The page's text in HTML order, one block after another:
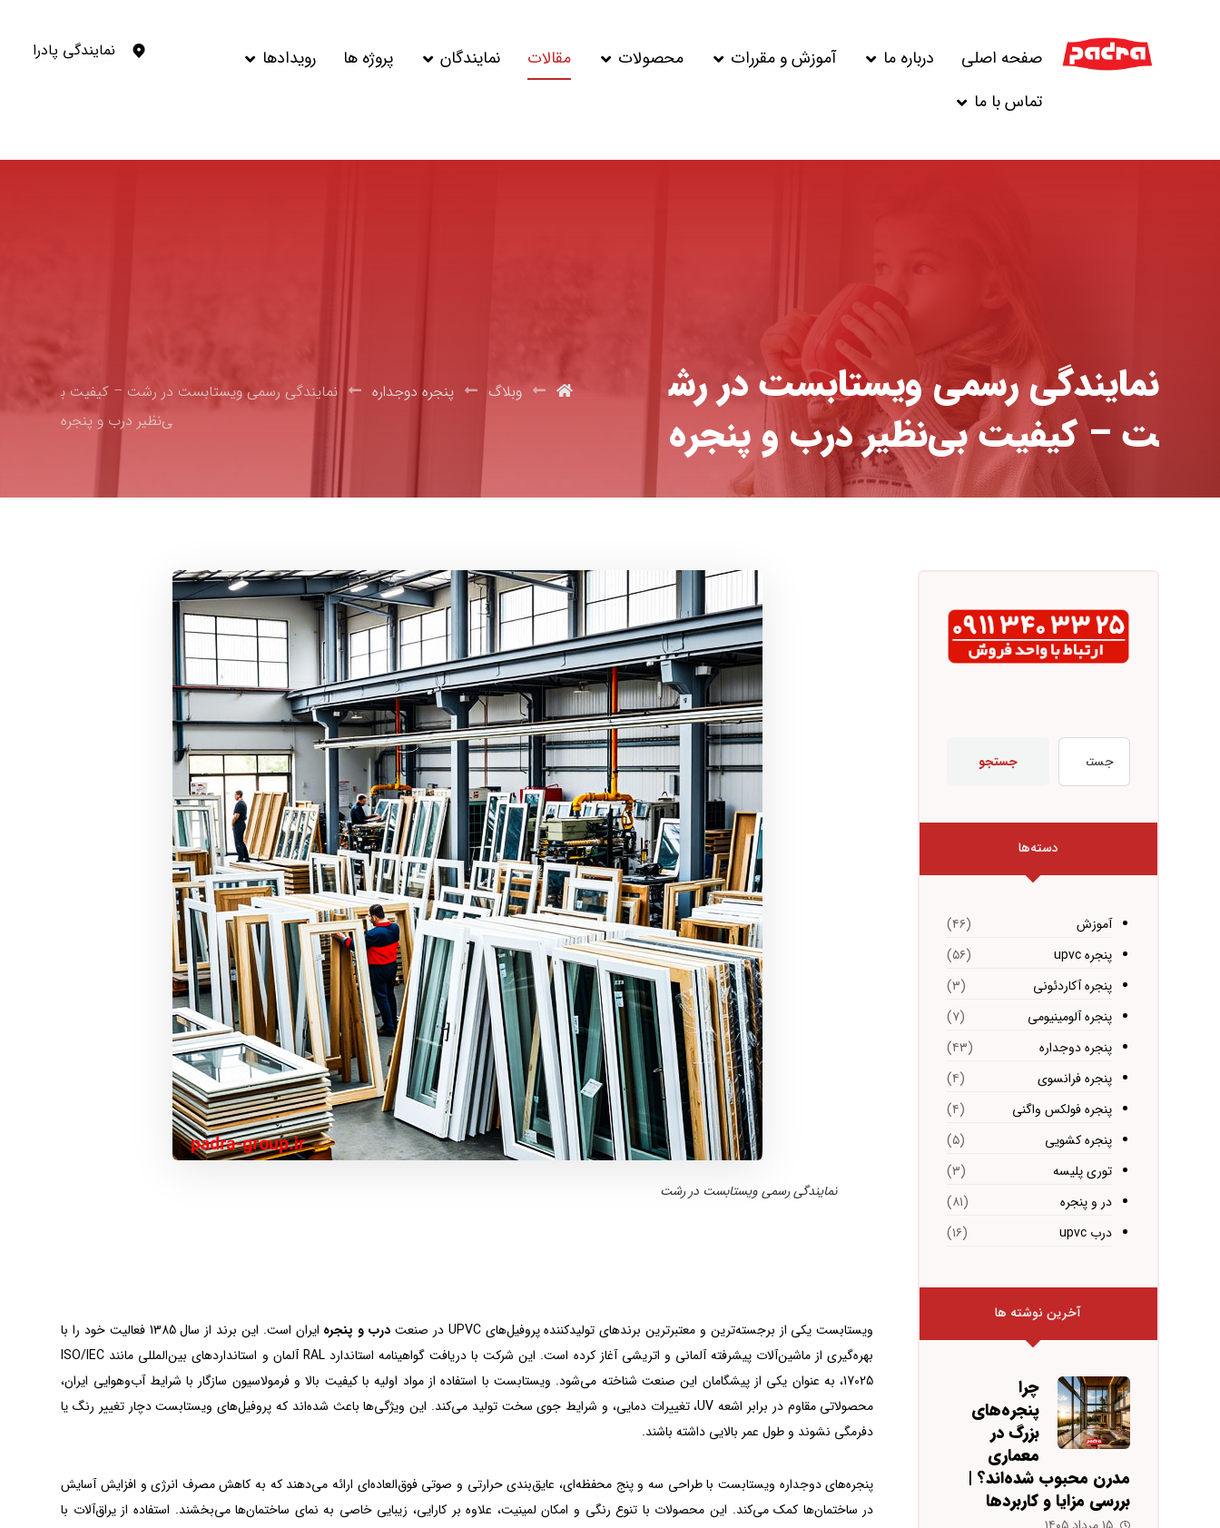
صفحه اصلی درباره ما آموزش و مقررات محصولات مقالات نمایندگان پروژه ها
رویدادها
تماس با ما
نمایندگی پادرا
نمایندگی رسمی ویستابست در رش
ت – کیفیت بی‌نظیر درب و پنجره
وبلاگ پنجره دوجداره
نمایندگی رسمی ویستابست در رشت – کیفیت ب
ی‌نظیر درب و پنجره
نمایندگی رسمی ویستابست در رشت
ویستابست یکی از برجسته‌ترین و معتبرترین برندهای تولیدکننده پروفیل‌های UPVC در صنعت درب و پنجره
ایران است. این برند از سال 1385 فعالیت خود را با
بهره‌گیری از ماشین‌آلات پیشرفته آلمانی و اتریشی آغاز کرده است. این شرکت با دریافت گواهینامه استاندارد RAL آلمان و استانداردهای بین‌المللی مانند ISO/IEC
17025، به عنوان یکی از پیشگامان این صنعت شناخته می‌شود. ویستابست با استفاده از مواد اولیه با کیفیت بالا و فرمولاسیون سازگار با شرایط آب‌وهوایی ایران،
محصولاتی مقاوم در برابر اشعه UV، تغییرات دمایی، و شرایط جوی سخت تولید می‌کند. این ویژگی‌ها باعث شده‌اند که پروفیل‌های ویستابست دچار تغییر رنگ یا
دفرمگی نشوند و طول عمر بالایی داشته باشند.
پنجره‌های دوجداره ویستابست با طراحی سه و پنج محفظه‌ای، عایق‌بندی حرارتی و صوتی فوق‌العاده‌ای ارائه می‌دهند که به کاهش مصرف انرژی و افزایش آسایش
در ساختمان‌ها کمک می‌کند. این محصولات با تنوع رنگی و امکان لمینیت، علاوه بر کارایی، زیبایی خاصی به نمای ساختمان‌ها می‌بخشند. استفاده از یراق‌آلات با
جستجو
دسته‌ها
آموزش (۴۶)
پنجره upvc
(۵۶)
پنجره آکاردئونی
(۳)
پنجره آلومینیومی
(۷)
پنجره دوجداره
(۴۳)
پنجره فرانسوی
(۴)
پنجره فولکس واگنی
(۴)
پنجره کشویی
(۵)
توری پلیسه
(۳)
در و پنجره
(۸۱)
درب upvc
(۱۶)
آخرین نوشته ها
چرا
پنجره‌های
بزرگ در
معماری
مدرن محبوب شده‌اند؟ |
بررسی مزایا و کاربردها